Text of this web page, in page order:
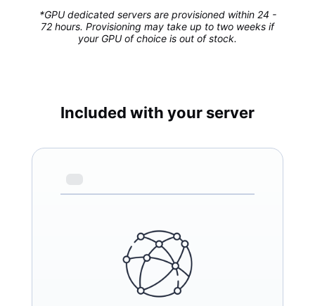
*GPU dedicated servers are provisioned within 24 -
72 hours. Provisioning may take up to two weeks if
your GPU of choice is out of stock.
Included with your server